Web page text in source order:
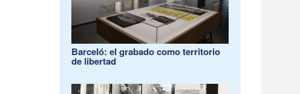
Barceló: el grabado como territorio
de libertad